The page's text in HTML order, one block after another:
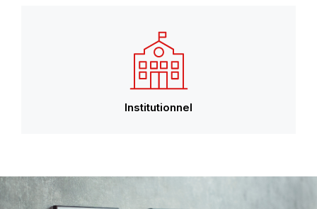
Institutionnel